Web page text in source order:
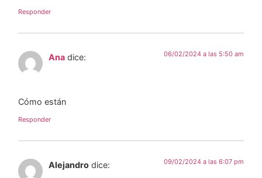
Responder
Ana dice: 06/02/2024 a las 5:50 am
Cómo están
Responder
Alejandro dice: 09/02/2024 a las 6:07 pm